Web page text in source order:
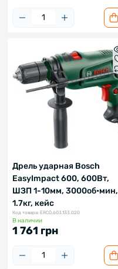
Дрель ударная Bosch
EasyImpact 600, 600Вт,
ШЗП 1-10мм, 3000об•мин,
1.7кг, кейс
Код товара: ERC0.603.133.020
В наличии
1 761 грн